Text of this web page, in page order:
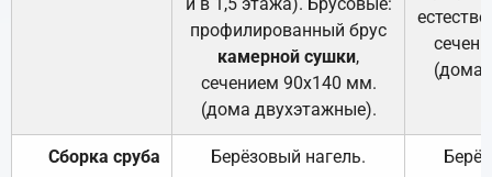
профилированный брус
камерной сушки,
сечением 90х140 мм.
(дома двухэтажные).
(дома
Сборка сруба Берёзовый нагель.